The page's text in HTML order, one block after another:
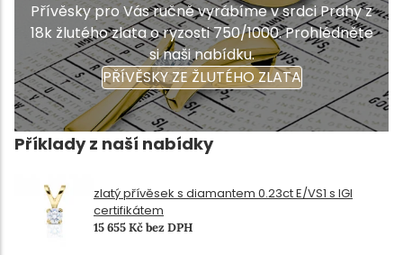
Přívěsky pro Vás ručně vyrábíme v srdci Prahy z
18k žlutého zlata o ryzosti 750/1000. Prohlédněte
si naši nabídku.
PŘÍVĚSKY ZE ŽLUTÉHO ZLATA
Příklady z naší nabídky
zlatý přívěsek s diamantem 0.23ct E/VS1 s IGI
certifikátem
15 655 Kč bez DPH